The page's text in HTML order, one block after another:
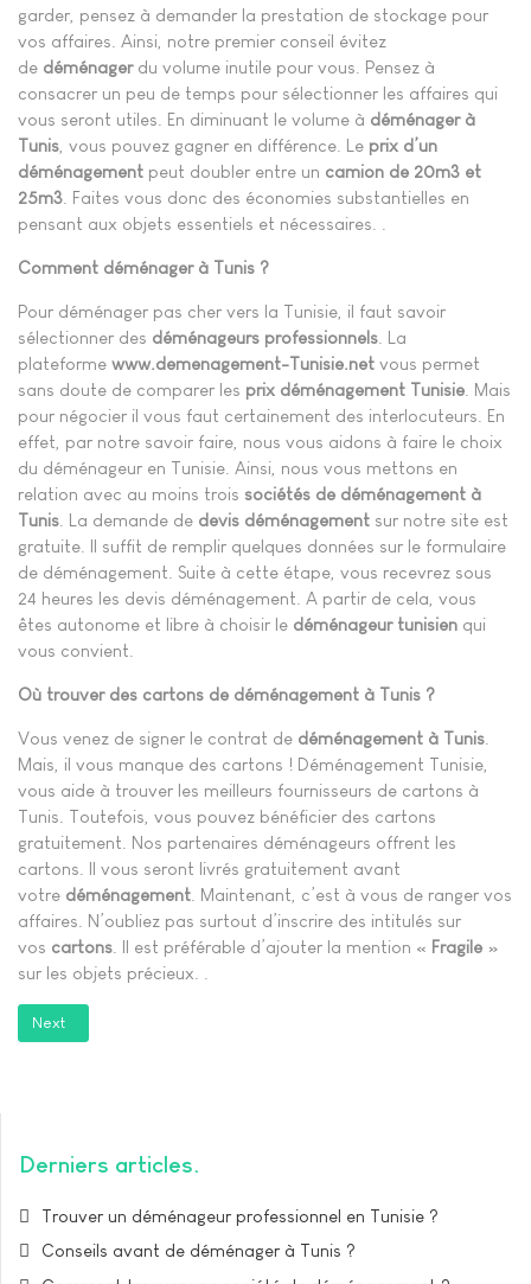
garder, pensez à demander la prestation de stockage pour
vos affaires. Ainsi, notre premier conseil évitez
de déménagerdu volume inutile pour vous. Pensez à
consacrer un peu de temps pour sélectionner les affaires qui
vous seront utiles. En diminuant le volume à déménager à
Tunis , vous pouvez gagner en différence. Le prix d’un
déménagement peut doubler entre un camion de 20m3 et
25m3 . Faites vous donc des économies substantielles en
pensant aux objets essentiels et nécessaires. .
Comment déménager à Tunis ?
Pour déménager pas cher vers la Tunisie, il faut savoir
sélectionner des déménageurs professionnels . La
plateforme www.demenagement-Tunisie.net vous permet
sans doute de comparer les prix déménagement Tunisie . Mais
pour négocier il vous faut certainement des interlocuteurs. En
effet, par notre savoir faire, nous vous aidons à faire le choix
du déménageur en Tunisie. Ainsi, nous vous mettons en
relation avec au moins trois sociétés de déménagement à
Tunis . La demande de devis déménagement sur notre site est
gratuite. Il suffit de remplir quelques données sur le formulaire
de déménagement. Suite à cette étape, vous recevrez sous
24 heures les devis déménagement. A partir de cela, vous
êtes autonome et libre à choisir le déménageur tunisien qui
vous convient.
Où trouver des cartons de déménagement à Tunis ?
Vous venez de signer le contrat de déménagement à Tunis
Mais, il vous manque des cartons ! Déménagement Tunisie,
vous aide à trouver les meilleurs fournisseurs de cartons à
Tunis. Toutefois, vous pouvez bénéficier des cartons
gratuitement. Nos partenaires déménageurs offrent les
cartons. Il vous seront livrés gratuitement avant
votre déménagement . Maintenant, c’est à vous de ranger vos
affaires. N’oubliez pas surtout d’inscrire des intitulés sur
vos cartons . Il est préférable d’ajouter la mention « Fragile »
sur les objets précieux. .
Next article: Comment trouver une société de déménagement ?
Next
Derniers articles
Trouver un déménageur professionnel en Tunisie ?
Conseils avant de déménager à Tunis ?